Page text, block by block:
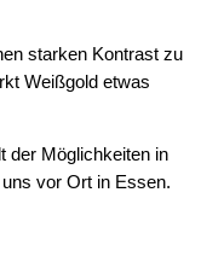
starken Kontrast zu
Weißgold etwas
der Möglichkeiten in
vor Ort in Essen.